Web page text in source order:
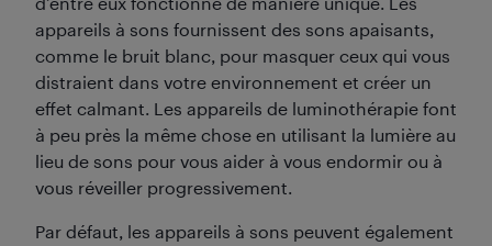
appareils à sons fournissent des sons apaisants,
comme le bruit blanc, pour masquer ceux qui vous
distraient dans votre environnement et créer un
effet calmant. Les appareils de luminothérapie font
à peu près la même chose en utilisant la lumière au
lieu de sons pour vous aider à vous endormir ou à
vous réveiller progressivement.
Par défaut, les appareils à sons peuvent également